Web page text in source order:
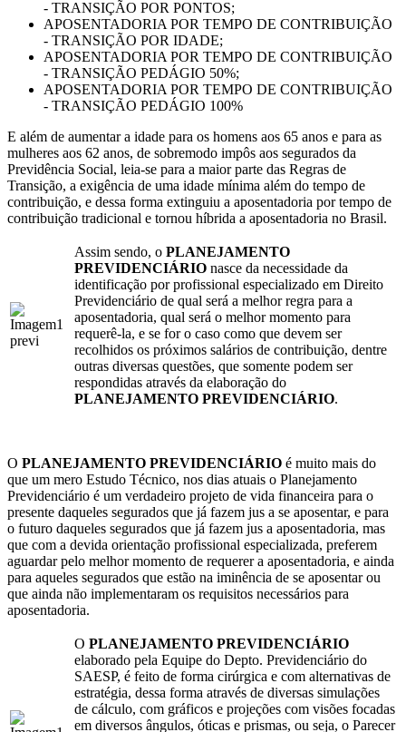
- TRANSIÇÃO POR PONTOS;
APOSENTADORIA POR TEMPO DE CONTRIBUIÇÃO
- TRANSIÇÃO POR IDADE;
APOSENTADORIA POR TEMPO DE CONTRIBUIÇÃO
- TRANSIÇÃO PEDÁGIO 50%;
APOSENTADORIA POR TEMPO DE CONTRIBUIÇÃO
- TRANSIÇÃO PEDÁGIO 100%
E além de aumentar a idade para os homens aos 65 anos e para as
mulheres aos 62 anos, de sobremodo impôs aos segurados da
Previdência Social, leia-se para a maior parte das Regras de
Transição, a exigência de uma idade mínima além do tempo de
contribuição, e dessa forma extinguiu a aposentadoria por tempo de
contribuição tradicional e tornou híbrida a aposentadoria no Brasil.
Assim sendo, o PLANEJAMENTO
PREVIDENCIÁRIO nasce da necessidade da
identificação por profissional especializado em Direito
Previdenciário de qual será a melhor regra para a
aposentadoria, qual será o melhor momento para
requerê-la, e se for o caso como que devem ser
recolhidos os próximos salários de contribuição, dentre
outras diversas questões, que somente podem ser
respondidas através da elaboração do
PLANEJAMENTO PREVIDENCIÁRIO.
O PLANEJAMENTO PREVIDENCIÁRIO é muito mais do
que um mero Estudo Técnico, nos dias atuais o Planejamento
Previdenciário é um verdadeiro projeto de vida financeira para o
presente daqueles segurados que já fazem jus a se aposentar, e para
o futuro daqueles segurados que já fazem jus a aposentadoria, mas
que com a devida orientação profissional especializada, preferem
aguardar pelo melhor momento de requerer a aposentadoria, e ainda
para aqueles segurados que estão na iminência de se aposentar ou
que ainda não implementaram os requisitos necessários para
aposentadoria.
O PLANEJAMENTO PREVIDENCIÁRIO
elaborado pela Equipe do Depto. Previdenciário do
SAESP, é feito de forma cirúrgica e com alternativas de
estratégia, dessa forma através de diversas simulações
de cálculo, com gráficos e projeções com visões focadas
em diversos ângulos, óticas e prismas, ou seja, o Parecer